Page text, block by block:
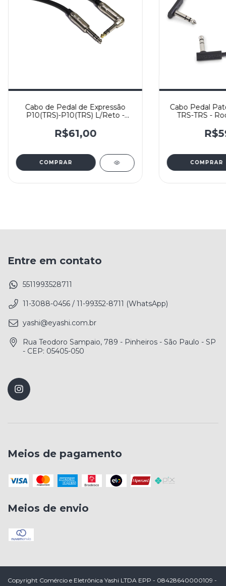
Cabo de Pedal de Expressão
P10(TRS)-P10(TRS) L/Reto -
Conectores HJH - Yashi
R$61,00
COMPRAR
Cabo Pedal
TRS-TRS -
Entre em contato
5511993528711
11-3088-0456 / 11-99352-8711 (WhatsApp)
yashi@eyashi.com.br
Rua Teodoro Sampaio, 789 - Pinheiros - São Paulo - SP
- CEP: 05405-050
Meios de pagamento
Meios de envio
Copyright Comércio e Eletrônica Yashi LTDA EPP - 08428640000109 -